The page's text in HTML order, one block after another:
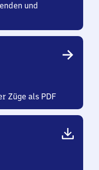
und
Züge als PDF